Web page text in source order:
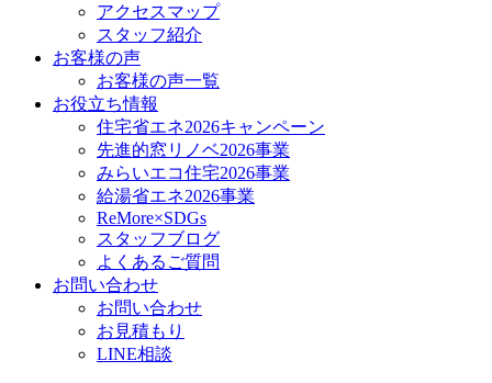
アクセスマップ
スタッフ紹介
お客様の声
お客様の声一覧
お役立ち情報
住宅省エネ2026キャンペーン
先進的窓リノベ2026事業
みらいエコ住宅2026事業
給湯省エネ2026事業
ReMore×SDGs
スタッフブログ
よくあるご質問
お問い合わせ
お問い合わせ
お見積もり
LINE相談